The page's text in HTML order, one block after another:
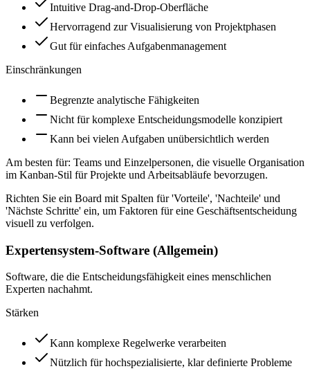
Intuitive Drag-and-Drop-Oberfläche
Hervorragend zur Visualisierung von Projektphasen
Gut für einfaches Aufgabenmanagement
Einschränkungen
Begrenzte analytische Fähigkeiten
Nicht für komplexe Entscheidungsmodelle konzipiert
Kann bei vielen Aufgaben unübersichtlich werden
Am besten für: Teams und Einzelpersonen, die visuelle Organisation
im Kanban-Stil für Projekte und Arbeitsabläufe bevorzugen.
Richten Sie ein Board mit Spalten für 'Vorteile', 'Nachteile' und
'Nächste Schritte' ein, um Faktoren für eine Geschäftsentscheidung
visuell zu verfolgen.
Expertensystem-Software (Allgemein)
Software, die die Entscheidungsfähigkeit eines menschlichen
Experten nachahmt.
Stärken
Kann komplexe Regelwerke verarbeiten
Nützlich für hochspezialisierte, klar definierte Probleme